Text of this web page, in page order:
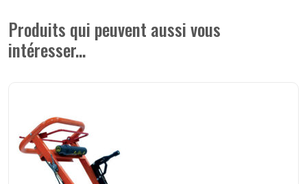
Produits qui peuvent aussi vous
intéresser...